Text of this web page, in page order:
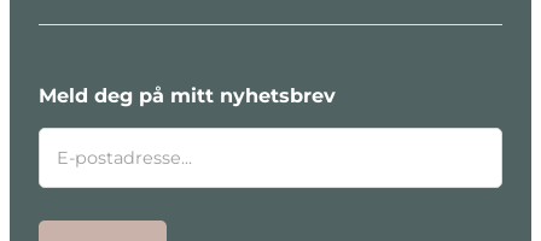
Meld deg på mitt nyhetsbrev